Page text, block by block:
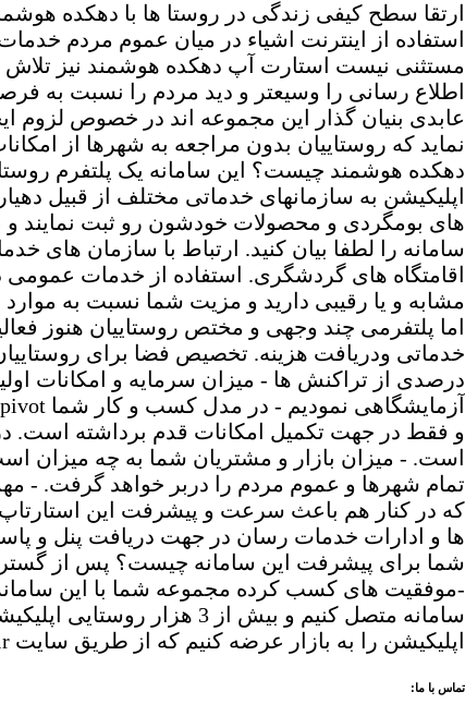
ارتقا سطح کیفی زندگی در روستا ها با دهکده
استفاده از اینترنت اشیاء در میان عموم مردم
مستثنی نیست استارت آپ دهکده هوشمند نیز
اطلاع رسانی را وسیعتر و دید مردم را نسبت به
عابدی بنیان گذار این مجموعه اند در خصوص لزوم
نماید که روستاییان بدون مراجعه به شهرها از
دهکده هوشمند چیست؟ این سامانه یک پلتفرم
اپلیکیشن به سازمانهای خدماتی مختلف از قبیل
های بومگردی و محصولات خودشون رو ثبت نمایند و
سامانه را لطفا بیان کنید. ارتباط با سازمان
اقامتگاه های گردشگری. استفاده از خدمات عمومی
مشابه و یا رقیبی دارید و مزیت شما نسبت به
اما پلتفرمی چند وجهی و مختص روستاییان هنوز
خدماتی ودریافت هزینه. تخصیص فضا برای
و فقط در جهت تکمیل امکانات قدم برداشته است.
است. - میزان بازار و مشتریان شما به چه میزان
تمام شهرها و عموم مردم را دربر خواهد گرفت.
که در کنار هم باعث سرعت و پیشرفت این
ها و ادارات خدمات رسان در جهت دریافت پنل و
شما برای پیشرفت این سامانه چیست؟ پس از گسترش
سامانه متصل کنیم و بیش
اپلیکیشن را به بازار عرضه کنیم که از طریق سایت http://www.idpz.ir/ هم اکنون در دسترس می باشد.
تماس با ما: